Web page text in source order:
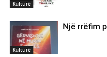
Kulturë
Kulturë
Një rrëfim